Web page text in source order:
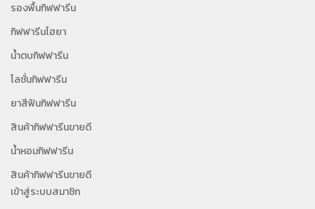
รองพื้นกิฟฟารีน
กิฟฟารีนไฮยา
น้ำตบกิฟฟารีน
โลชั่นกิฟฟารีน
ยาสีฟันกิฟฟารีน
สินค้ากิฟฟารีนขายดี
น้ำหอมกิฟฟารีน
สินค้ากิฟฟารีนขายดี
เข้าสู่ระบบสมาชิก